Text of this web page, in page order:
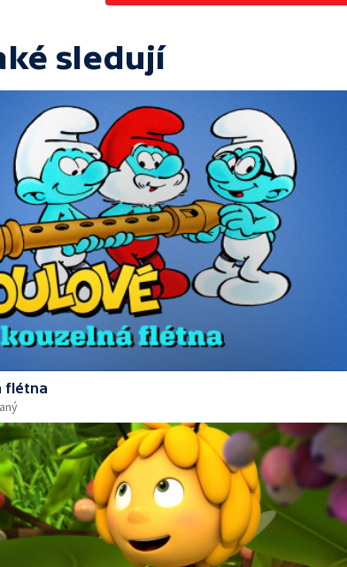
sledují
flétna